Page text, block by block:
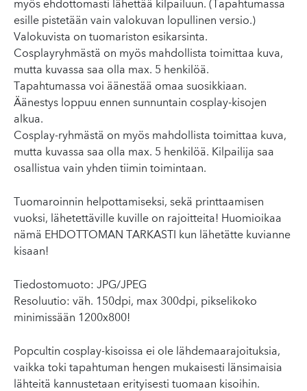
myös ehdottomasti lähettää kilpailuun. (Tapahtumassa
esille pistetään vain valokuvan lopullinen versio.)
Valokuvista on tuomariston esikarsinta.
Cosplayryhmästä on myös mahdollista toimittaa kuva,
mutta kuvassa saa olla max. 5 henkilöä.
Tapahtumassa voi äänestää omaa suosikkiaan.
Äänestys loppuu ennen sunnuntain cosplay-kisojen
alkua.
Cosplay-ryhmästä on myös mahdollista toimittaa kuva,
mutta kuvassa saa olla max. 5 henkilöä. Kilpailija saa
osallistua vain yhden tiimin toimintaan.
Tuomaroinnin helpottamiseksi, sekä printtaamisen
vuoksi, lähetettäville kuville on rajoitteita! Huomioikaa
nämä EHDOTTOMAN TARKASTI kun lähetätte kuvianne
kisaan!
Tiedostomuoto: JPG/JPEG
Resoluutio: väh. 150dpi, max 300dpi, pikselikoko
minimissään 1200x800!
Popcultin cosplay-kisoissa ei ole lähdemaarajoituksia,
vaikka toki tapahtuman hengen mukaisesti länsimaisia
lähteitä kannustetaan erityisesti tuomaan kisoihin.